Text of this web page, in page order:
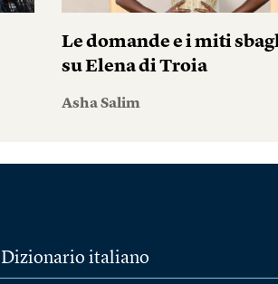
Le domande e i miti
su Elena di Troia
Asha Salim
Dizionario italiano